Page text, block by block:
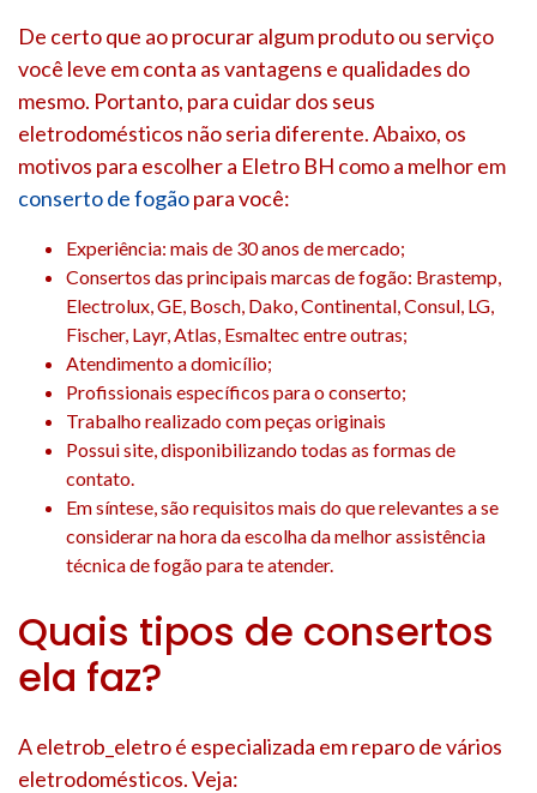
De certo que ao procurar algum produto ou serviço
você leve em conta as vantagens e qualidades do
mesmo. Portanto, para cuidar dos seus
eletrodomésticos não seria diferente. Abaixo, os
motivos para escolher a Eletro BH como a melhor em
conserto de fogãopara você:
Experiência: mais de 30 anos de mercado;
Consertos das principais marcas de fogão: Brastemp,
Electrolux, GE, Bosch, Dako, Continental, Consul, LG,
Fischer, Layr, Atlas, Esmaltec entre outras;
Atendimento a domicílio;
Profissionais específicos para o conserto;
Trabalho realizado com peças originais
Possui site, disponibilizando todas as formas de
contato.
Em síntese, são requisitos mais do que relevantes a se
considerar na hora da escolha da melhor assistência
técnica de fogão para te atender.
Quais tipos de consertos
ela faz?
A eletrob_eletro é especializada em reparo de vários
eletrodomésticos. Veja: